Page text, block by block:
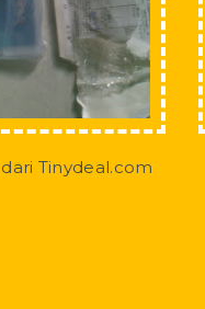
Tinydeal.com